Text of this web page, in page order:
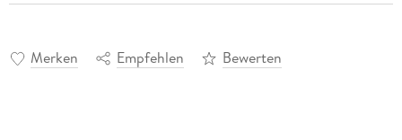
Merken Empfehlen Bewerten